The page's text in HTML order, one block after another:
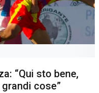
“Qui sto bene,
cose”